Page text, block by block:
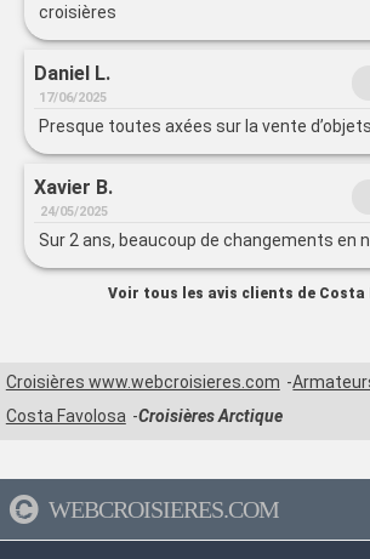
croisières
Daniel L.
17/06/2025
Presque toutes axées sur la vente
Xavier B.
24/05/2025
Sur 2 ans, beaucoup de changements en
Voir tous les avis clients de Costa
Croisières www.webcroisieres.com
Costa Favolosa
Croisières Arctique
WEBCROISIERES.COM